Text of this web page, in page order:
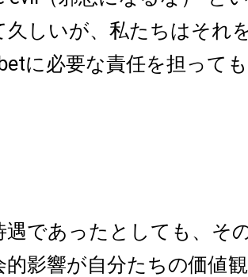
久しいが、私たちはそれ
に必要な責任を担って
遇であったとしても、そ
的影響が自分たちの価値